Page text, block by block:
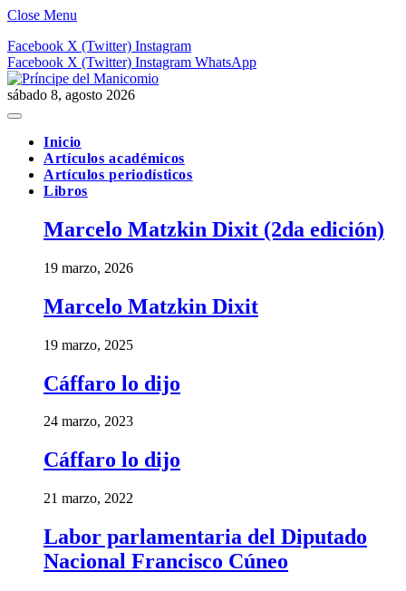
Close Menu
Facebook X (Twitter) Instagram
Facebook X (Twitter) Instagram WhatsApp
sábado 8, agosto 2026
Inicio
Artículos académicos
Artículos periodísticos
Libros
Marcelo Matzkin Dixit (2da edición)
19 marzo, 2026
Marcelo Matzkin Dixit
19 marzo, 2025
Cáffaro lo dijo
24 marzo, 2023
Cáffaro lo dijo
21 marzo, 2022
Labor parlamentaria del Diputado
Nacional Francisco Cúneo